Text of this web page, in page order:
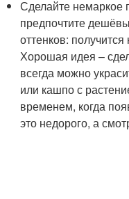
Сделайте немаркое
предпочтите
оттенков:
Хорошая идея –
всегда можно
или кашпо с
временем, когда
это недорого, а